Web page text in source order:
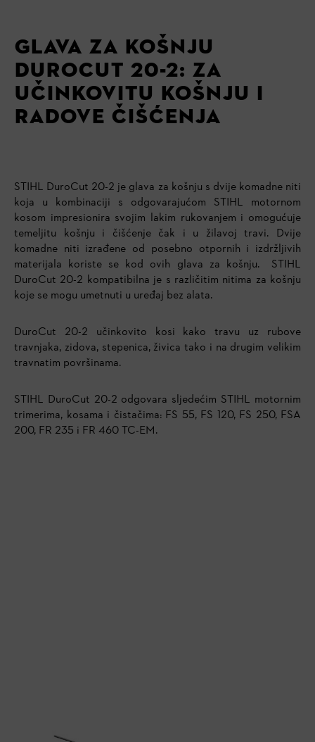
GLAVA ZA KOŠNJU
DUROCUT 20-2: ZA
UČINKOVITU KOŠNJU I
RADOVE ČIŠĆENJA
STIHL DuroCut 20-2 je glava za košnju s dvije komadne niti
koja u kombinaciji s odgovarajućom STIHL motornom
kosom impresionira svojim lakim rukovanjem i omogućuje
temeljitu košnju i čišćenje čak i u žilavoj travi. Dvije
komadne niti izrađene od posebno otpornih i izdržljivih
materijala koriste se kod ovih glava za košnju. STIHL
DuroCut 20-2 kompatibilna je s različitim nitima za košnju
koje se mogu umetnuti u uređaj bez alata.
DuroCut 20-2 učinkovito kosi kako travu uz rubove
travnjaka, zidova, stepenica, živica tako i na drugim velikim
travnatim površinama.
STIHL DuroCut 20-2 odgovara sljedećim STIHL motornim
trimerima, kosama i čistačima: FS 55, FS 120, FS 250, FSA
200, FR 235 i FR 460 TC-EM.